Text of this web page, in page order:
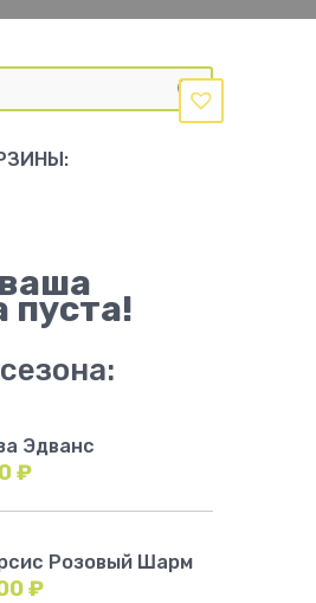
пуста!
Эдванс
₽
Розовый Шарм
₽